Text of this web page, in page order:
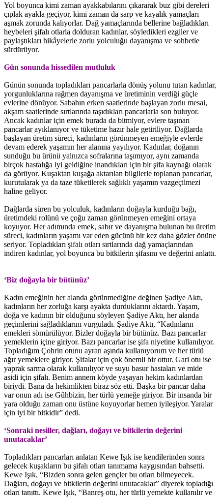
Yol boyunca kimi zaman ayakkabılarını çıkararak buz gibi dereleri
çıplak ayakla geçiyor, kimi zaman da sarp ve kayalık yamaçları
aşmak zorunda kalıyorlar. Dağ yamaçlarında bellerine bağladıkları
heybeleri şifalı otlarla dolduran kadınlar, söyledikleri ezgiler ve
paylaştıkları hikâyelerle zorlu yolculuğu dayanışma ve sohbetle
sürdürüyor.
Gün sonunda hissedilen mutluluk
Günün sonunda topladıkları pancarlarla dönüş yolunu tutan kadınlar,
yorgunluklarına rağmen dayanışma ve üretiminin verdiği güçle
evlerine dönüyor. Sabahın erken saatlerinde başlayan zorlu mesai,
akşam saatlerinde sırtlarında taşıdıkları pancarlarla son buluyor.
Ancak kadınlar için emek burada da bitmiyor, evlere taşınan
pancarlar ayıklanıyor ve tüketime hazır hale getiriliyor. Dağlarda
başlayan üretim süreci, kadınların görünmeyen emeğiyle evlerde
devam ederek yaşamın her alanına yayılıyor. Kadınlar, doğanın
sunduğu bu ürünü yalnızca sofralarına taşımıyor, aynı zamanda
birçok hastalığa iyi geldiğine inandıkları için bir şifa kaynağı olarak
da görüyor. Kuşaktan kuşağa aktarılan bilgilerle toplanan pancarlar,
kurutularak ya da taze tüketilerek sağlıklı yaşamın vazgeçilmezi
haline geliyor.
Dağlarda süren bu yolculuk, kadınların doğayla kurduğu bağı,
üretimdeki rolünü ve çoğu zaman görünmeyen emeğini ortaya
koyuyor. Her adımında emek, sabır ve dayanışma bulunan bu üretim
süreci, kadınların yaşamı var eden gücünü bir kez daha gözler önüne
seriyor. Topladıkları şifalı otları sırtlarında dağ yamaçlarından
indiren kadınlar, yol boyunca bu bitkilerin şifasını ve değerini anlattı.
‘Biz doğayla bir bütünüz’
Kadın emeğinin her alanda görünmediğine değinen Şadiye Aktı,
kadınların her zorluğa karşı ayakta durduklarını aktardı. Yaşam,
doğa ve kadının bir olduğunu söyleyen Şadiye Aktı, her alanda
geçimlerini sağladıklarını vurguladı. Şadiye Aktı, “Kadınların
emekleri sömürülüyor. Bizler doğayla bir bütünüz. Bazı pancarlar
yemeklerin içine giriyor. Bazı pancarlar ise şifa niyetine kullanılıyor.
Topladığım Çohrin otunu ayran aşında kullanıyorum ve her türlü
ağır yemeklere giriyor. Şifalar için çok önemli bir ottur. Gari otu ise
yaprak sarma olarak kullanılıyor ve suyu basur hastaları ve mide
asidi için şifalı. Benim annem köyde yaşayan hekim kadınlardan
biriydi. Bana da hekimlikten biraz söz etti. Başka bir pancar daha
var onun adı ise Gûhbizin, her türlü yemeğe giriyor. Bir insanda bir
yara olduğu zaman onu üstüne koyuyorlar hemen iyileşiyor. Yaralar
için iyi bir bitkidir” dedi.
‘Sonraki nesiller, dağları, doğayı ve bitkilerin değerini
unutacaklar’
Topladıkları pancarları anlatan Kewe Işık ise kendilerinden sonra
gelecek kuşakların bu şifalı otları tanımama kaygısından bahsetti.
Kewe Işık, “Bizden sonra gelen gençler bu otları bilmeyecek.
Dağları, doğayı ve bitkilerin değerini unutacaklar” diyerek topladığı
otları tanıttı. Kewe Işık, “Banreş otu, her türlü yemekte kullanılır ve